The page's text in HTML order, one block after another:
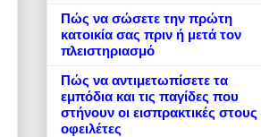
Πώς να σώσετε την πρώτη
κατοικία σας πριν ή μετά τον
πλειστηριασμό
Πώς να αντιμετωπίσετε τα
εμπόδια και τις παγίδες που
στήνουν οι εισπρακτικές στους
οφειλέτες